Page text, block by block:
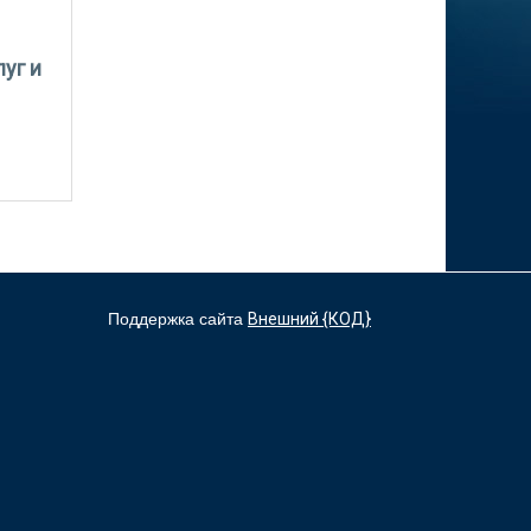
и
Поддержка сайта Внешний {КОД}